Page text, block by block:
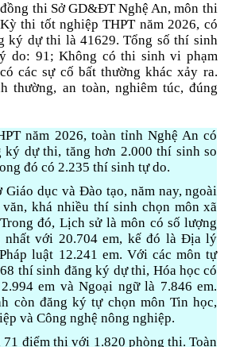
thi Sở GD&ĐT Nghệ An, môn thi
thi tốt nghiệp THPT năm 2026, có
ký dự thi là 41629. Tổng số thí sinh
do: 91; Không có thi sinh vi phạm
các sự cố bất thường khác xảy ra.
thường, an toàn, nghiêm túc, đúng
năm 2026, toàn tỉnh Nghệ An có
ký dự thi, tăng hơn 2.000 thí sinh so
đó có 2.235 thí sinh tự do.
Giáo dục và Đào tạo, năm nay, ngoài
khá nhiều thí sinh chọn môn xã
đó, Lịch sử là môn có số lượng
với 20.704 em, kế đó là Địa lý
luật 12.241 em. Với các môn tự
thí sinh đăng ký dự thi, Hóa học có
em và Ngoại ngữ là 7.846 em.
còn đăng ký tự chọn môn Tin học,
và Công nghệ nông nghiệp.
điểm thi với 1.820 phòng thi. Toàn